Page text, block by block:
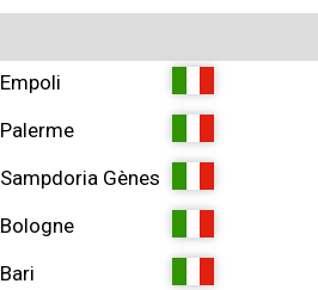
Empoli
Palerme
Sampdoria Gènes
Bologne
Bari